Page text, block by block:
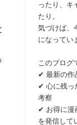
ったり、キ
たり。
気づけば、
になってい
このブログ
✔ 最新の作
✔ 心に残っ
考察
✔ お得に漫
を発信して